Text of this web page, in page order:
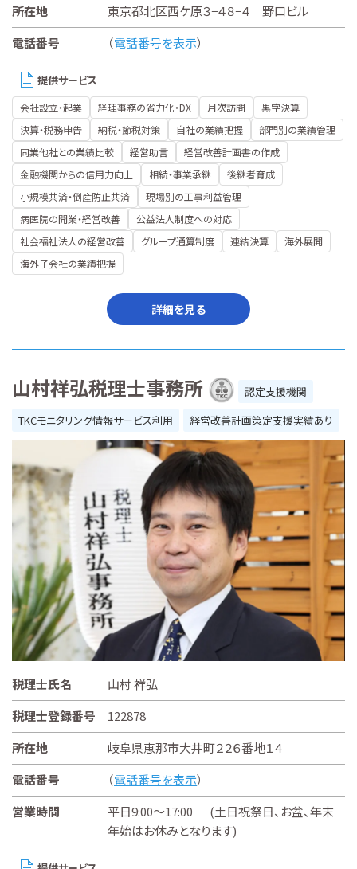
所在地
東京都北区西ケ原３−４８−４ 野口ビル
電話番号
（電話番号を表示）
提供サービス
会社設立・起業 経理事務の省力化・DX 月次訪問
黒字決算
決算・税務申告
納税・節税対策 自社の業績把握
部門別の業績管理
同業他社との業績比較
経営助言
経営改善計画書の作成
金融機関からの信用力向上
相続・事業承継
後継者育成
小規模共済・倒産防止共済
現場別の工事利益管理
病医院の開業・経営改善
公益法人制度への対応
社会福祉法人の経営改善
グループ通算制度 連結決算
海外展開
海外子会社の業績把握
詳細を見る
山村祥弘税理士事務所
認定支援機関
TKCモニタリング情報サービス利用
経営改善計画策定支援実績あり
税理士氏名
山村 祥弘
税理士登録番号
122878
所在地
岐阜県恵那市大井町２２６番地１４
電話番号
（電話番号を表示）
営業時間
平日9:00～17:00 (土日祝祭日、お盆、年末
年始はお休みとなります)